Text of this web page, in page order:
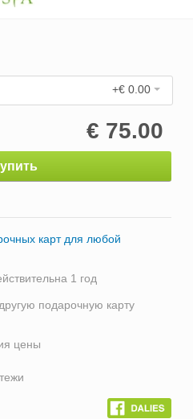
+€ 0.00
€ 75.00
карт для любой
1 год
подарочную карту
цены